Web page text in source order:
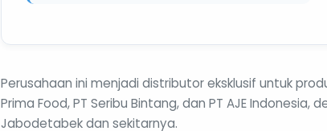
Perusahaan ini menjadi distributor eksklusif untuk
Prima Food, PT Seribu Bintang, dan PT AJE
Jabodetabek dan sekitarnya.